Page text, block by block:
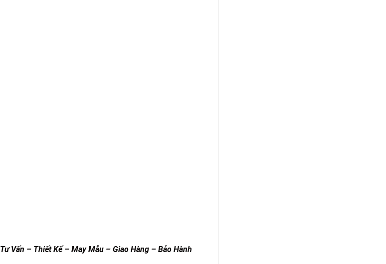
Tư Vấn – Thiết Kế – May Mẫu – Giao Hàng – Bảo Hành